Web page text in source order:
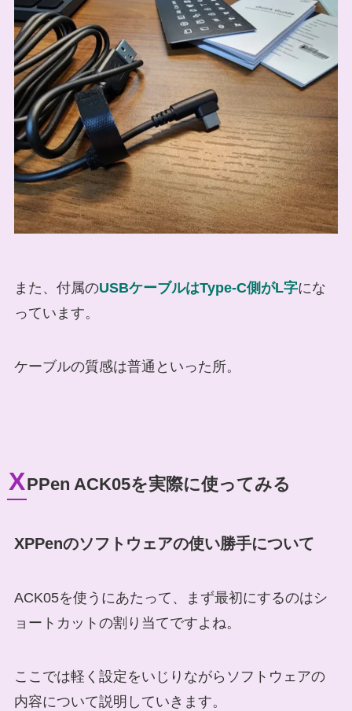
また、付属のUSBケーブルはType-C側がL字にな
っています。
ケーブルの質感は普通といった所。
XPPen ACK05を実際に使ってみる
XPPenのソフトウェアの使い勝手について
ACK05を使うにあたって、まず最初にするのはシ
ョートカットの割り当てですよね。
ここでは軽く設定をいじりながらソフトウェアの
内容について説明していきます。